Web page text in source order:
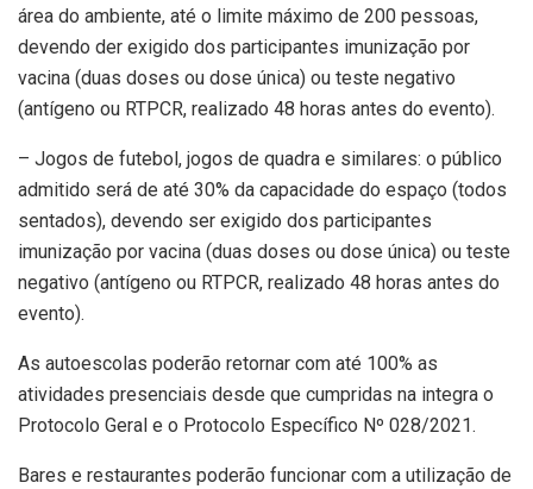
área do ambiente, até o limite máximo de 200 pessoas,
devendo der exigido dos participantes imunização por
vacina (duas doses ou dose única) ou teste negativo
(antígeno ou RTPCR, realizado 48 horas antes do evento).
– Jogos de futebol, jogos de quadra e similares: o público
admitido será de até 30% da capacidade do espaço (todos
sentados), devendo ser exigido dos participantes
imunização por vacina (duas doses ou dose única) ou teste
negativo (antígeno ou RTPCR, realizado 48 horas antes do
evento).
As autoescolas poderão retornar com até 100% as
atividades presenciais desde que cumpridas na integra o
Protocolo Geral e o Protocolo Específico Nº 028/2021.
Bares e restaurantes poderão funcionar com a utilização de